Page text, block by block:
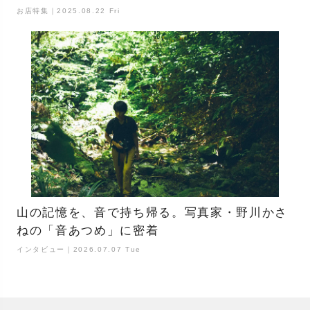
お店特集｜2025.08.22 Fri
山の記憶を、音で持ち帰る。写真家・野川かさ
ねの「音あつめ」に密着
インタビュー｜2026.07.07 Tue